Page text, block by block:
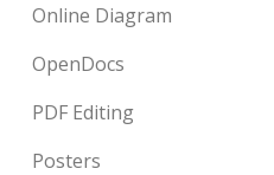
Online Diagram
OpenDocs
PDF Editing
Posters